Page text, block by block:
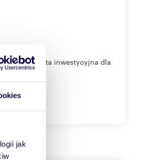
jak
000zł Oferta inwestycyjna dla